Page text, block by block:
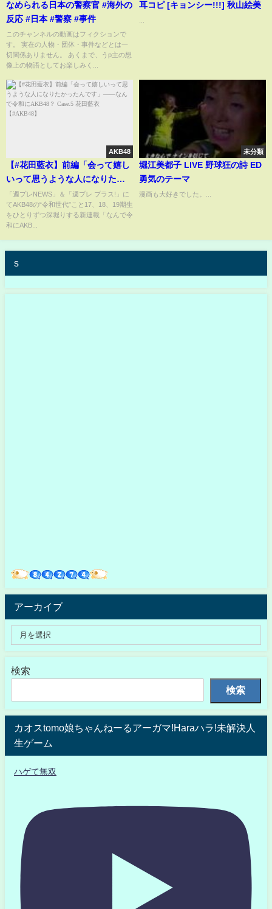
なめられる日本の警察官 #海外の
反応 #日本 #警察 #事件
このチャンネルの動画はフィクションで
す。 実在の人物・団体・事件などとは一
切関係ありません。 あくまで、うp主の想
像上の物語としてお楽しみく...
耳コピ [キョンシー!!!] 秋山絵美
AKB48
【#花田藍衣】前編「会って嬉し
いって思うような人になりたか
ったんです」――なんで令和に
AKB48？ Case.5 花田藍衣
【#AKB48】
「週プレNEWS」＆「週プレ プラス!」に
てAKB48の“令和世代”こと17、18、19期生
をひとりずつ深堀りする新連載「なんで令
和にAKB...
未分類
堀江美都子 LIVE 野球狂の詩 ED
勇気のテーマ
漫画も大好きでした。...
s
アーカイブ
検索
検索
カオスtomo娘ちゃんねーるアーガマ!Haraハラ!未解決人
生ゲーム
ハゲて無双